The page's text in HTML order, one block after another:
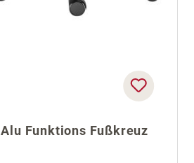
Alu Funktions Fußkreuz